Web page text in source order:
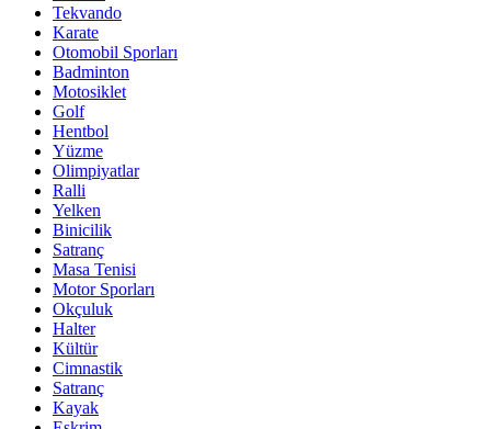
Tekvando
Karate
Otomobil Sporları
Badminton
Motosiklet
Golf
Hentbol
Yüzme
Olimpiyatlar
Ralli
Yelken
Binicilik
Satranç
Masa Tenisi
Motor Sporları
Okçuluk
Halter
Kültür
Cimnastik
Satranç
Kayak